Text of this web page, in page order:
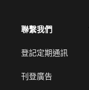
聯繫我們
登記定期通訊
刊登廣告